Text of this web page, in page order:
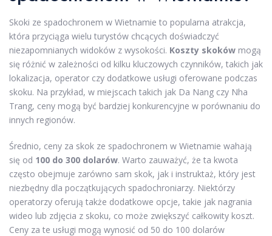
Skoki ze spadochronem w Wietnamie to popularna atrakcja,
która przyciąga wielu turystów chcących doświadczyć
niezapomnianych widoków z wysokości. Koszty skoków mogą
się różnić w zależności od kilku kluczowych czynników, takich jak
lokalizacja, operator czy dodatkowe usługi oferowane podczas
skoku. Na przykład, w miejscach takich jak Da Nang czy Nha
Trang, ceny mogą być bardziej konkurencyjne w porównaniu do
innych regionów.
Średnio, ceny za skok ze spadochronem w Wietnamie wahają
się od 100 do 300 dolarów. Warto zauważyć, że ta kwota
często obejmuje zarówno sam skok, jak i instruktaż, który jest
niezbędny dla początkujących spadochroniarzy. Niektórzy
operatorzy oferują także dodatkowe opcje, takie jak nagrania
wideo lub zdjęcia z skoku, co może zwiększyć całkowity koszt.
Ceny za te usługi mogą wynosić od 50 do 100 dolarów